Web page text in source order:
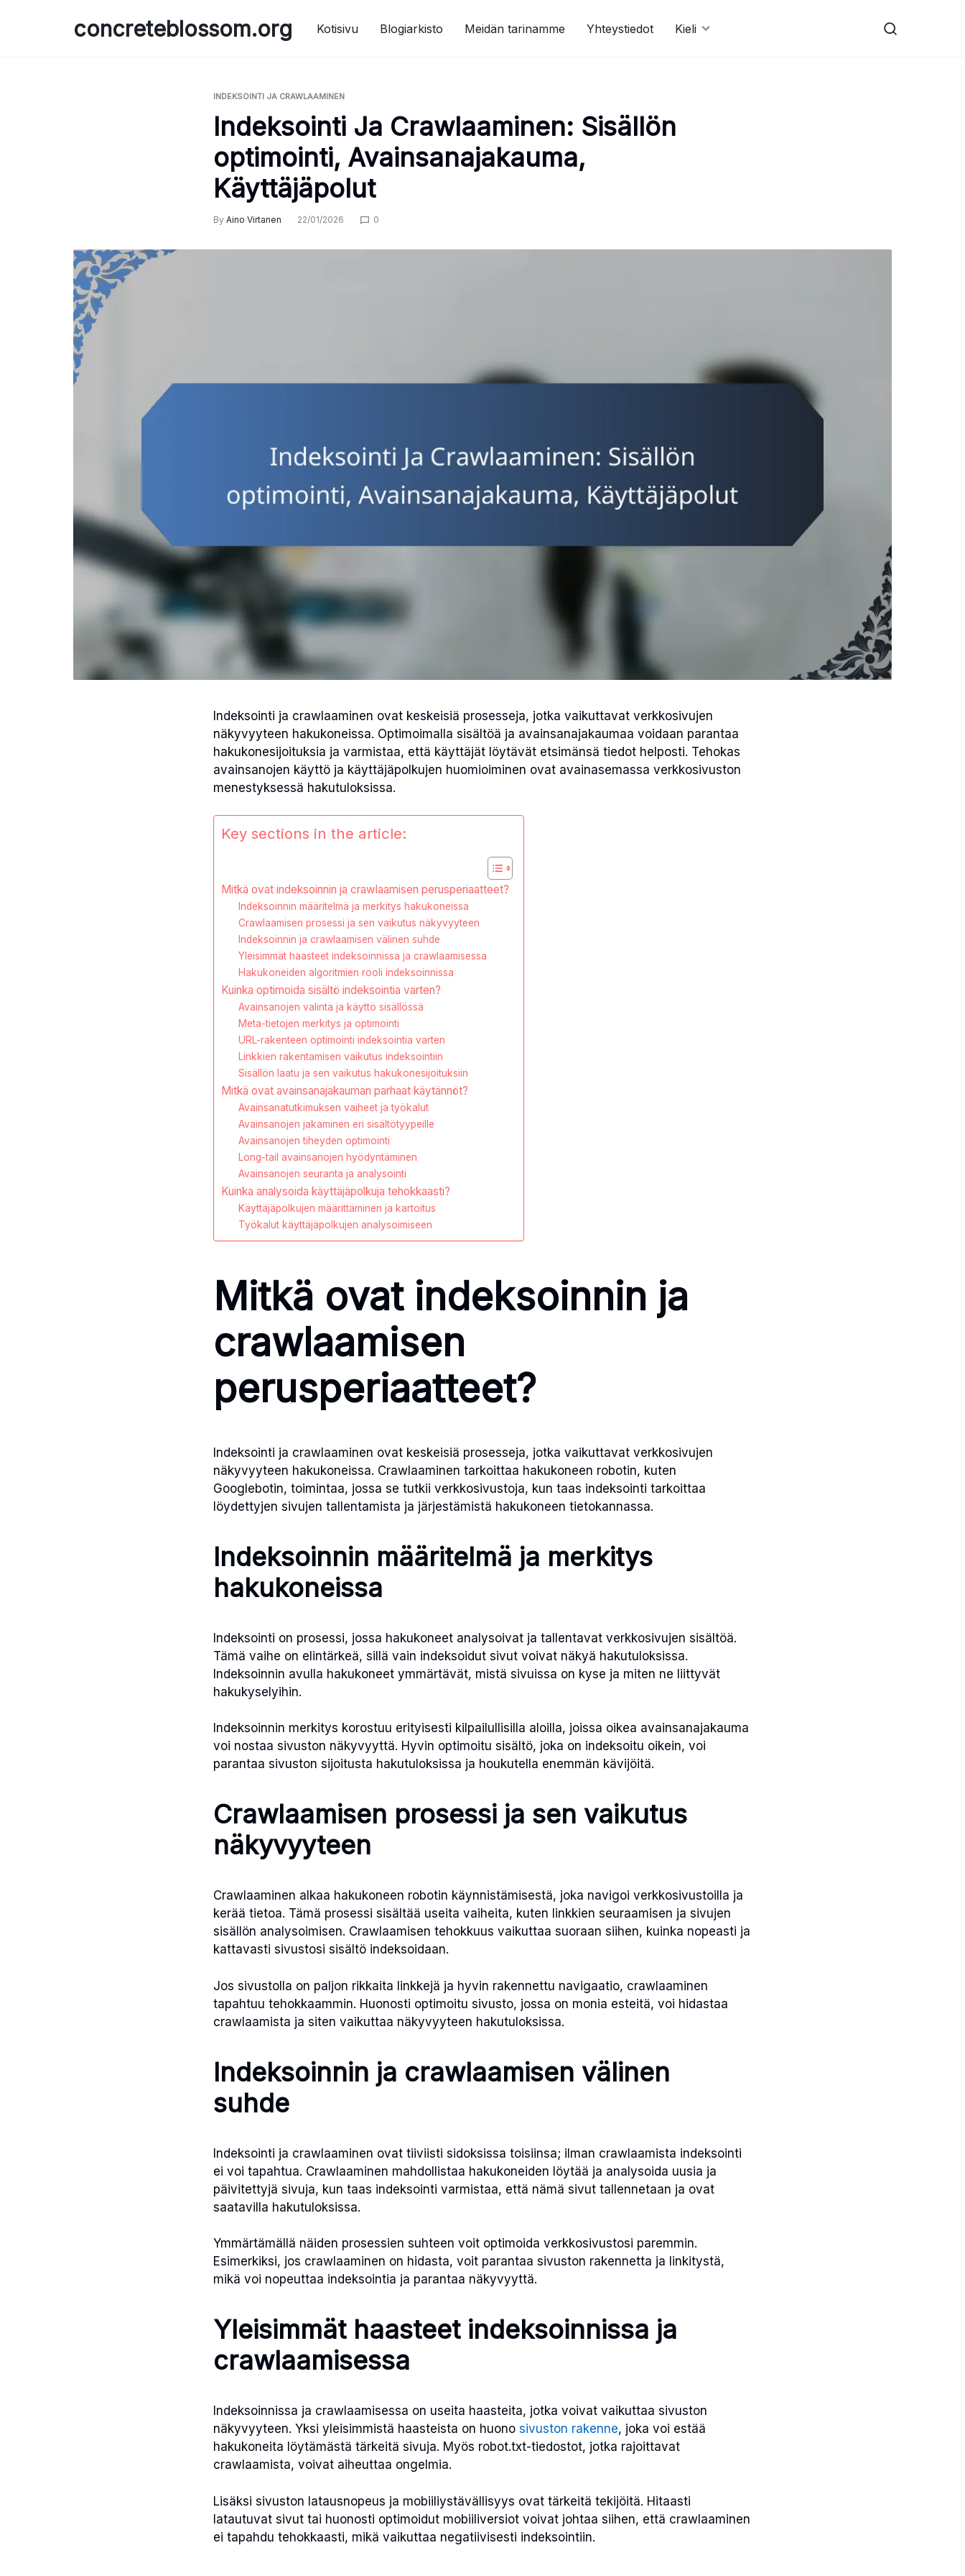
concreteblossom.org Kotisivu Blogiarkisto Meidän tarinamme Yhteystiedot Kieli
INDEKSOINTI JA CRAWLAAMINEN
Indeksointi Ja Crawlaaminen: Sisällön
optimointi, Avainsanajakauma,
Käyttäjäpolut
By Aino Virtanen 22/01/2026 0
Indeksointi ja crawlaaminen ovat keskeisiä prosesseja, jotka vaikuttavat verkkosivujen
näkyvyyteen hakukoneissa. Optimoimalla sisältöä ja avainsanajakaumaa voidaan parantaa
hakukonesijoituksia ja varmistaa, että käyttäjät löytävät etsimänsä tiedot helposti. Tehokas
avainsanojen käyttö ja käyttäjäpolkujen huomioiminen ovat avainasemassa verkkosivuston
menestyksessä hakutuloksissa.
Key sections in the article:
Mitkä ovat indeksoinnin ja crawlaamisen perusperiaatteet?
Indeksoinnin määritelmä ja merkitys hakukoneissa
Crawlaamisen prosessi ja sen vaikutus näkyvyyteen
Indeksoinnin ja crawlaamisen välinen suhde
Yleisimmät haasteet indeksoinnissa ja crawlaamisessa
Hakukoneiden algoritmien rooli indeksoinnissa
Kuinka optimoida sisältö indeksointia varten?
Avainsanojen valinta ja käyttö sisällössä
Meta-tietojen merkitys ja optimointi
URL-rakenteen optimointi indeksointia varten
Linkkien rakentamisen vaikutus indeksointiin
Sisällön laatu ja sen vaikutus hakukonesijoituksiin
Mitkä ovat avainsanajakauman parhaat käytännöt?
Avainsanatutkimuksen vaiheet ja työkalut
Avainsanojen jakaminen eri sisältötyypeille
Avainsanojen tiheyden optimointi
Long-tail avainsanojen hyödyntäminen
Avainsanojen seuranta ja analysointi
Kuinka analysoida käyttäjäpolkuja tehokkaasti?
Käyttäjäpolkujen määrittäminen ja kartoitus
Työkalut käyttäjäpolkujen analysoimiseen
Mitkä ovat indeksoinnin ja
crawlaamisen
perusperiaatteet?
Indeksointi ja crawlaaminen ovat keskeisiä prosesseja, jotka vaikuttavat verkkosivujen
näkyvyyteen hakukoneissa. Crawlaaminen tarkoittaa hakukoneen robotin, kuten
Googlebotin, toimintaa, jossa se tutkii verkkosivustoja, kun taas indeksointi tarkoittaa
löydettyjen sivujen tallentamista ja järjestämistä hakukoneen tietokannassa.
Indeksoinnin määritelmä ja merkitys
hakukoneissa
Indeksointi on prosessi, jossa hakukoneet analysoivat ja tallentavat verkkosivujen sisältöä.
Tämä vaihe on elintärkeä, sillä vain indeksoidut sivut voivat näkyä hakutuloksissa.
Indeksoinnin avulla hakukoneet ymmärtävät, mistä sivuissa on kyse ja miten ne liittyvät
hakukyselyihin.
Indeksoinnin merkitys korostuu erityisesti kilpailullisilla aloilla, joissa oikea avainsanajakauma
voi nostaa sivuston näkyvyyttä. Hyvin optimoitu sisältö, joka on indeksoitu oikein, voi
parantaa sivuston sijoitusta hakutuloksissa ja houkutella enemmän kävijöitä.
Crawlaamisen prosessi ja sen vaikutus
näkyvyyteen
Crawlaaminen alkaa hakukoneen robotin käynnistämisestä, joka navigoi verkkosivustoilla ja
kerää tietoa. Tämä prosessi sisältää useita vaiheita, kuten linkkien seuraamisen ja sivujen
sisällön analysoimisen. Crawlaamisen tehokkuus vaikuttaa suoraan siihen, kuinka nopeasti ja
kattavasti sivustosi sisältö indeksoidaan.
Jos sivustolla on paljon rikkaita linkkejä ja hyvin rakennettu navigaatio, crawlaaminen
tapahtuu tehokkaammin. Huonosti optimoitu sivusto, jossa on monia esteitä, voi hidastaa
crawlaamista ja siten vaikuttaa näkyvyyteen hakutuloksissa.
Indeksoinnin ja crawlaamisen välinen
suhde
Indeksointi ja crawlaaminen ovat tiiviisti sidoksissa toisiinsa; ilman crawlaamista indeksointi
ei voi tapahtua. Crawlaaminen mahdollistaa hakukoneiden löytää ja analysoida uusia ja
päivitettyjä sivuja, kun taas indeksointi varmistaa, että nämä sivut tallennetaan ja ovat
saatavilla hakutuloksissa.
Ymmärtämällä näiden prosessien suhteen voit optimoida verkkosivustosi paremmin.
Esimerkiksi, jos crawlaaminen on hidasta, voit parantaa sivuston rakennetta ja linkitystä,
mikä voi nopeuttaa indeksointia ja parantaa näkyvyyttä.
Yleisimmät haasteet indeksoinnissa ja
crawlaamisessa
Indeksoinnissa ja crawlaamisessa on useita haasteita, jotka voivat vaikuttaa sivuston
näkyvyyteen. Yksi yleisimmistä haasteista on huono sivuston rakenne, joka voi estää
hakukoneita löytämästä tärkeitä sivuja. Myös robot.txt-tiedostot, jotka rajoittavat
crawlaamista, voivat aiheuttaa ongelmia.
Lisäksi sivuston latausnopeus ja mobiiliystävällisyys ovat tärkeitä tekijöitä. Hitaasti
latautuvat sivut tai huonosti optimoidut mobiiliversiot voivat johtaa siihen, että crawlaaminen
ei tapahdu tehokkaasti, mikä vaikuttaa negatiivisesti indeksointiin.